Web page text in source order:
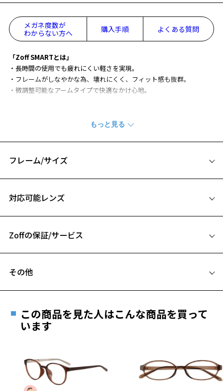
メガネ度数が
わからない方へ
購入手順 よくある質問
「Zoff SMARTとは」
・長時間の使用でも疲れにくい軽さを実現。
・フレームがしなやかな為、壊れにくく、フィット感も抜群。
・微調整可能なアームタイプで快適なかけ心地。
RT(ゾフ・スマート)」。
New Fit！
従来の耐熱性、耐久性、柔軟性に加え「フィット感」を強化。アクテ
エーションをご用意しました。
New Color&Design！
ングは技術向上により、今までウルテム素材では難しかった軽やかな
スタンダードなウエリントン型。性別・年齢を問わず掛けやすいシェ
イプです。
フレーム/サイズ
B ブリッジ(鼻部分)の横幅：17mm
対応可能レンズ
フレームとレンズの合計料金を知りたい方へ
Zoffの保証/サービス
安心1 フレーム１年間品質保証
きます。
※保証期間内に交換が行われた場合、保証期間は初期の期間から
延長されません。
その他
ご希望のお客さまは、「レンズ交換券」をお選びのうえ、
最寄りのZoff実店舗にてレンズをお買い求めください。
※サングラスやパッケージ品では「レンズ交換券」はお選び
談ください。
この商品を見た人はこんな商品を買って
います